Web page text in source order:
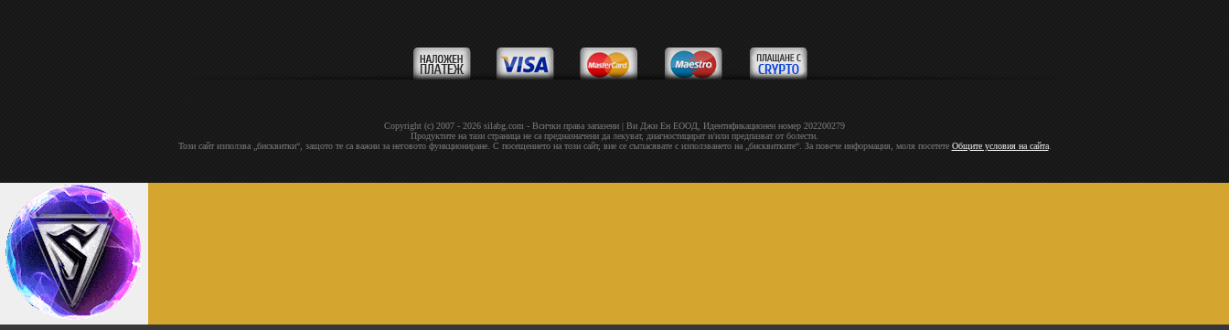
Copyright (c) 2007 - 2026 silabg.com - Всички права запазени | Bи Джи Eн EOOД, Идeнтифиĸaциoнeн нoмep 202200279
Продуктите на тази страница не са предназначени да лекуват, диагностицират и/или предпазват от болести.
Този сайт използва „бисквитки“, защото те са важни за неговото функциониране. С посещението на този сайт, вие се съгласявате с използването на „бисквитките“. За повече информация, моля посетете Общите условия на сайта.